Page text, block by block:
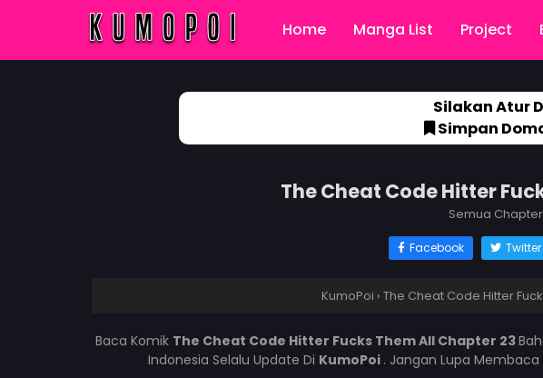
Home Manga List Project
Silakan Atur
Simpan
The Cheat Code Hitter
Semua Chapter
Facebook Twitter
KumoPoi › The Cheat Code Hitter
Baca Komik The Cheat Code Hitter Fucks Them All Chapter 23
Indonesia Selalu Update Di KumoPoi . Jangan Lupa